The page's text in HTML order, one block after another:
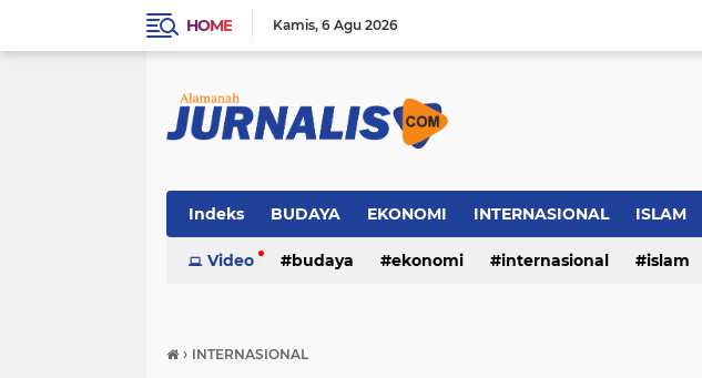
HOME Kamis 6 Agu 2026
Indeks BUDAYA EKONOMI INTERNASIONAL ISLAM
SOSIAL WISATA
Video budaya ekonomi internasional islam
› INTERNASIONAL